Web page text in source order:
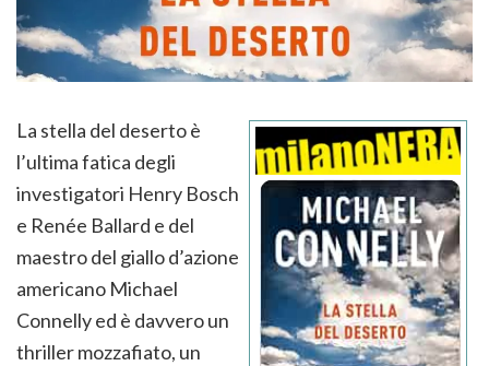
La stella del deserto è
l’ultima fatica degli
investigatori Henry Bosch
e Renée Ballard e del
maestro del giallo d’azione
americano Michael
Connelly ed è davvero un
thriller mozzafiato, un